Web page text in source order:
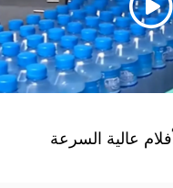
عالية السرعة